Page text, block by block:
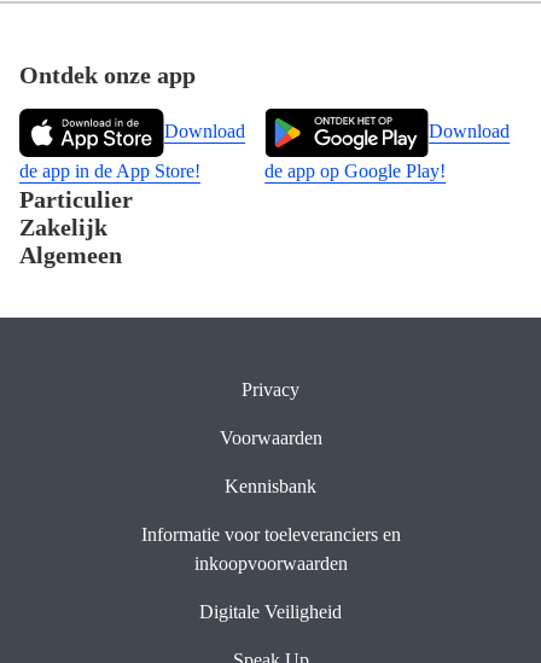
Footer
Ontdek onze app
Download
de app in de App Store!
Download
de app op Google Play!
Particulier
Zakelijk
Algemeen
Privacy
Voorwaarden
Kennisbank
Informatie voor toeleveranciers en
inkoopvoorwaarden
Digitale Veiligheid